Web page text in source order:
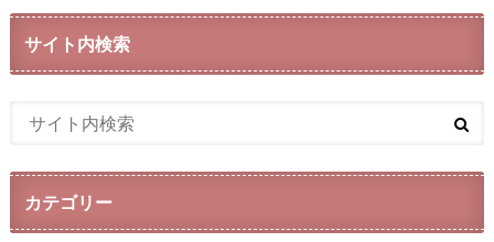
サイト内検索
カテゴリー